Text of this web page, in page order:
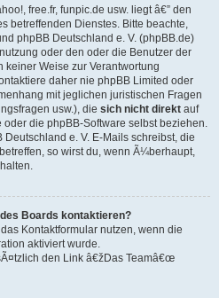
free.fr, funpic.de usw. liegt â€” den
betreffenden Dienstes. Bitte beachte,
phpBB Deutschland e. V. (phpBB.de)
oder den oder die Benutzer der
Weise zur Verantwortung
daher nie phpBB Limited oder
mit jeglichen juristischen Fragen
usw.), die sich nicht direkt auf
die phpBB-Software selbst beziehen.
e. V. E-Mails schreibst, die
betreffen, so wirst du, wenn Ã¼berhaupt,
Boards kontaktieren?
Kontaktformular nutzen, wenn die
aktiviert wurde.
den Link â€žDas Teamâ€œ